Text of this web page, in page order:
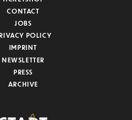
CONTACT
JOBS
POLICY
IMPRINT
NEWSLETTER
PRESS
ARCHIVE